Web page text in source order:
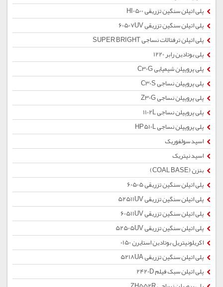
پلی اتیلن سنگین تزریقی HI0500
پلی اتیلن سنگین تزریقی 60507UV
پلی اتیلن ترفتالات نساجی SUPER BRIGHT
پلی بوتادین رابر 1220
پلی پروپیلن شیمیایی C30G
پلی پروپیلن نساجی C30S
پلی پروپیلن نساجی Z30G
پلی پروپیلن نساجی 1102L
پلی پروپیلن نساجی HP510L
اسید سولفوریک
اسید نیتریک
بنزن (COAL BASE)
پلی اتیلن سنگین تزریقی 60505
پلی اتیلن سنگین تزریقی 52511UV
پلی اتیلن سنگین تزریقی 60511UV
پلی اتیلن سنگین تزریقی 52505UV
اکریلونیتریل بوتادین استایرن 0150
پلی اتیلن سنگین تزریقی 5218UA
پلی اتیلن سبک فیلم 2420D